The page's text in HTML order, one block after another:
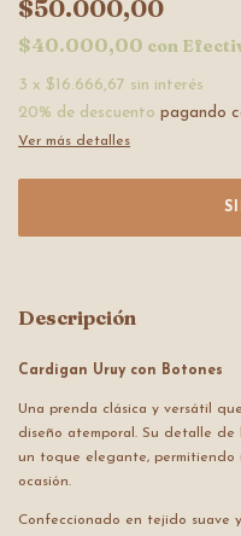
$50.000,00
$40.000,00 con
3 x $16.666,67 sin interés
20% de descuento pagando
Ver más detalles
Descripción
Cardigan Uruy con Botones
Una prenda clásica y versátil
diseño atemporal. Su detalle
un toque elegante, permitiendo
ocasión.
Confeccionado en tejido suave